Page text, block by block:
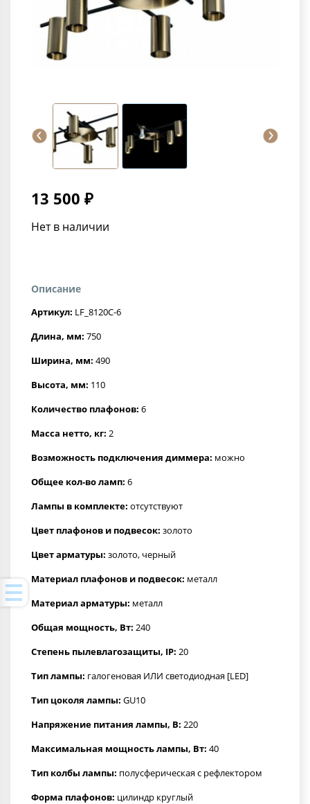
13 500 ₽
Нет в наличии
Описание
Артикул: LF_8120C-6
Длина, мм: 750
Ширина, мм: 490
Высота, мм: 110
Количество плафонов: 6
Масса нетто, кг: 2
Возможность подключения диммера: можно
Общее кол-во ламп: 6
Лампы в комплекте: отсутствуют
Цвет плафонов и подвесок: золото
Цвет арматуры: золото, черный
Материал плафонов и подвесок: металл
Материал арматуры: металл
Общая мощность, Вт: 240
Степень пылевлагозащиты, IP: 20
Тип лампы: галогеновая ИЛИ светодиодная [LED]
Тип цоколя лампы: GU10
Напряжение питания лампы, В: 220
Максимальная мощность лампы, Вт: 40
Тип колбы лампы: полусферическая с рефлектором
Форма плафонов: цилиндр круглый